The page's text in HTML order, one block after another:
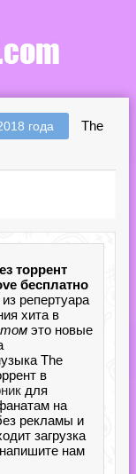
года
The
торрент
бесплатно
репертуара
хита в
это новые
The
в
для
на
рекламы и
загрузка
напишите нам